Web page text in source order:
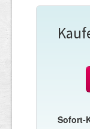
Sofort-